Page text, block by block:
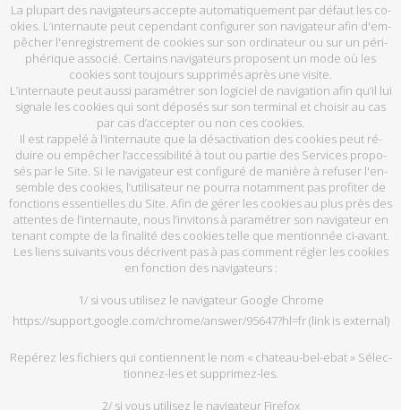
La plu­part des na­vi­ga­teurs ac­cepte au­to­ma­ti­que­ment par dé­faut les co­
okies. L’in­ter­naute peut ce­pen­dant confi­gu­rer son na­vi­ga­teur afin d'em­
pê­cher l'en­re­gis­tre­ment de co­okies sur son or­di­na­teur ou sur un pé­ri­
phé­rique as­so­cié. Cer­tains na­vi­ga­teurs pro­posent un mode où les
cookies sont tou­jours sup­pri­més après une vi­site.
L’in­ter­naute peut aussi pa­ra­mé­trer son lo­gi­ciel de na­vi­ga­tion afin qu’il lui
si­gnale les co­okies qui sont dé­po­sés sur son ter­mi­nal et choi­sir au cas
par cas d’ac­cep­ter ou non ces co­okies.
Il est rap­pelé à l’in­ter­naute que la désac­ti­va­tion des co­okies peut ré­
duire ou em­pê­cher l’ac­ces­si­bi­lité à tout ou par­tie des Ser­vices pro­po­
sés par le Site. Si le na­vi­ga­teur est confi­guré de ma­nière à re­fu­ser l'en­
semble des co­okies, l’uti­li­sa­teur ne pourra no­tam­ment pas pro­fi­ter de
fonctions es­sen­tielles du Site. Afin de gé­rer les co­okies au plus près des
at­tentes de l’in­ter­naute, nous l’in­vi­tons à pa­ra­mé­trer son na­vi­ga­teur en
te­nant compte de la fi­na­lité des co­okies telle que men­tion­née ci-avant.
Les liens sui­vants vous dé­crivent pas à pas com­ment ré­gler les co­okies
en fonc­tion des na­vi­ga­teurs :
1/ si vous uti­li­sez le na­vi­ga­teur Google Chrome
https://support.google.com/chrome/answer/95647?hl=fr(link is external)
Re­pé­rez les fi­chiers qui contiennent le nom « chateau-bel-ebat » Sé­lec­
tion­nez-les et sup­pri­mez-les.
2/ si vous uti­li­sez le na­vi­ga­teur Fi­re­fox